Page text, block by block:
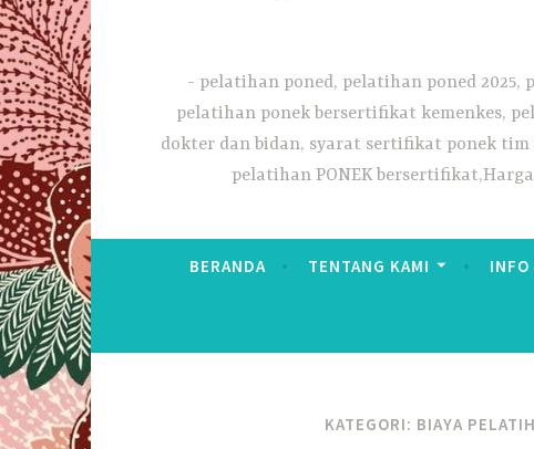
pelatihan poned, pelatihan poned
pelatihan ponek bersertifikat kemenkes,
dokter dan bidan, syarat sertifikat ponek tim
pelatihan PONEK
BERANDA TENTANG KAMI INFO
KATEGORI: BIAYA